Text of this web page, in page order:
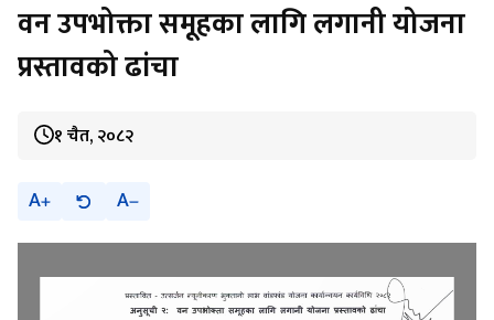
वन उपभोक्ता समूहका लागि लगानी योजना
प्रस्तावको ढांचा
१ चैत, २०८२
A A